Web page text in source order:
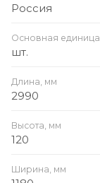
Россия
Основная
шт.
Длина, мм
2990
Высота, мм
120
Ширина, мм